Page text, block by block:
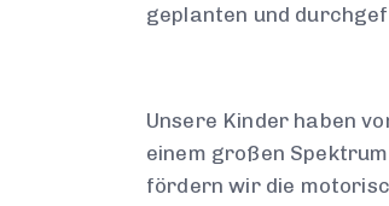
geplanten und
Unsere Kinder haben
einem großen
fördern wir die